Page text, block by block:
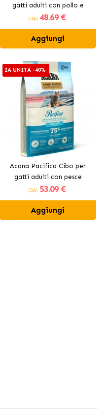
gatti adulti con pollo e
tacchino
(DA) 48.69 €
Aggiungi
2A UNITÀ -40%
Acana Pacifica Cibo per
gatti adulti con pesce
(DA) 53.09 €
Aggiungi